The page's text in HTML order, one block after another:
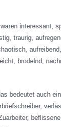
interessant,
traurig,
brodelnd,
bedeutet auch